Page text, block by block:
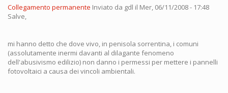
Collegamento permanente Inviato da gdl il Mer, 06/11/2008 - 17:48
Salve,
mi hanno detto che dove vivo, in penisola sorrentina, i comuni
(assolutamente inermi davanti al dilagante fenomeno
dell'abusivismo edilizio) non danno i permessi per mettere i pannelli
fotovoltaici a causa dei vincoli ambientali.